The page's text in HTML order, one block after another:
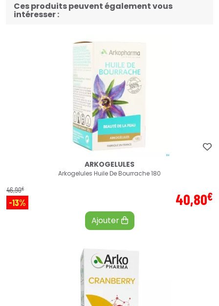
Ces produits peuvent également vous
intéresser :
ARKOGELULES
Arkogelules Huile De Bourrache 180
46,90€
-13% 40,80€
Ajouter